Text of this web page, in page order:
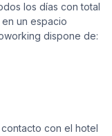
los días con total
un espacio
dispone de:
con el hotel